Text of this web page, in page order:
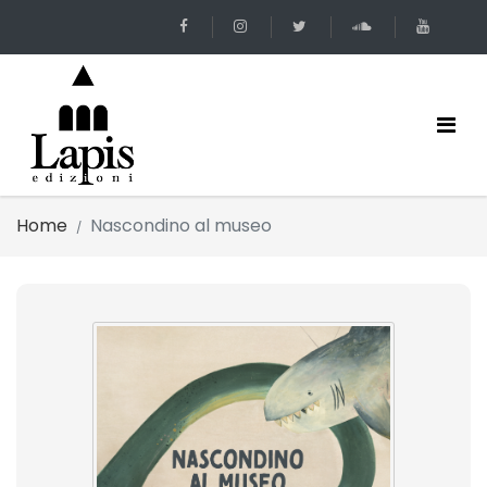
Home Nascondino al museo